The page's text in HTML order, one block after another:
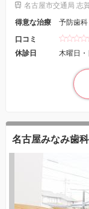
名古屋市交通局 志
得意な治療
予防歯
口コミ
休診日
木曜日
名古屋みなみ歯